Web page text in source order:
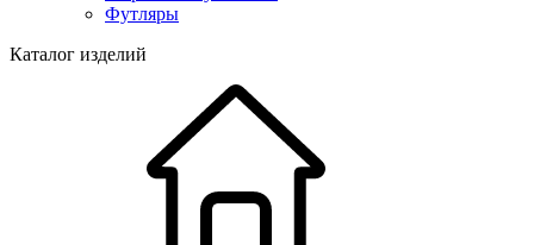
Футляры
Каталог изделий